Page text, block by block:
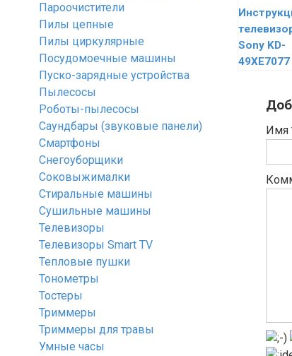
Sony KD-
49XE7077
Имя
Пароочистители
Пилы цепные
Пилы циркулярные
Посудомоечные машины
Пуско-зарядные устройства
Пылесосы
Роботы-пылесосы
Саундбары (звуковые панели)
Смартфоны
Снегоуборщики
Соковыжималки
Стиральные машины
Сушильные машины
Телевизоры
Телевизоры Smart TV
Тепловые пушки
Тонометры
Тостеры
Триммеры
Триммеры для травы
Умные часы